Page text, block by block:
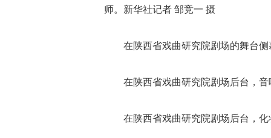
师。新华社记者 邹竞一 摄
在陕西省戏曲研究院剧场的舞台
在陕西省戏曲研究院剧场后台，
在陕西省戏曲研究院剧场后台，